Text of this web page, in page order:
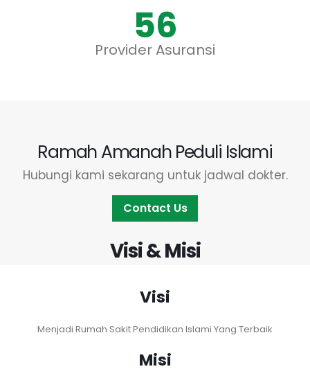
62
Provider Asuransi
Ramah Amanah Peduli Islami
Hubungi kami sekarang untuk jadwal dokter.
Contact Us
Visi & Misi
Visi
Menjadi Rumah Sakit Pendidikan Islami Yang Terbaik
Misi